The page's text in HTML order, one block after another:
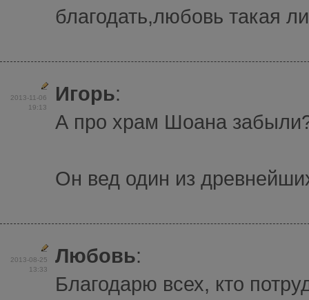
благодать,любовь такая
2013-11-06
19:13
Игорь:
А про храм Шоана
Он вед один из
2013-08-25
13:33
Любовь:
Благодарю всех, кто